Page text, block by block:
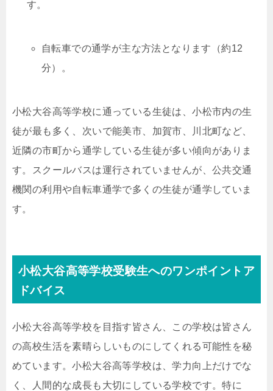
す。
自転車での通学が主な方法となります（約12
分）。
小松大谷高等学校に通っている生徒は、小松市内の生
徒が最も多く、次いで能美市、加賀市、川北町など、
近隣の市町から通学している生徒が多い傾向がありま
す。スクールバスは運行されていませんが、公共交通
機関の利用や自転車通学で多くの生徒が通学していま
す。
小松大谷高等学校受験生へのワンポイントア
ドバイス
小松大谷高等学校を目指す皆さん、この学校は皆さん
の高校生活を素晴らしいものにしてくれる可能性を秘
めています。小松大谷高等学校は、学力向上だけでな
く、人間的な成長も大切にしている学校です。特に